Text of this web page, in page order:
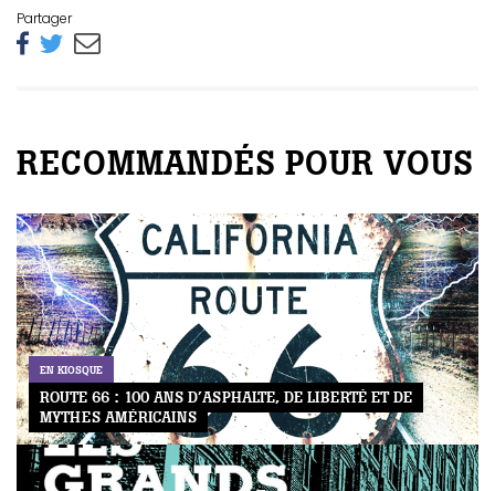
Partager
RECOMMANDÉS POUR VOUS
EN KIOSQUE
ROUTE 66 : 100 ANS D’ASPHALTE, DE LIBERTÉ ET DE
MYTHES AMÉRICAINS